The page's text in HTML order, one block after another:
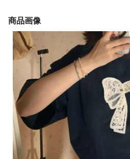
商品画像